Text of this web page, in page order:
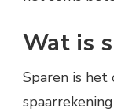
Wat is
Sparen is